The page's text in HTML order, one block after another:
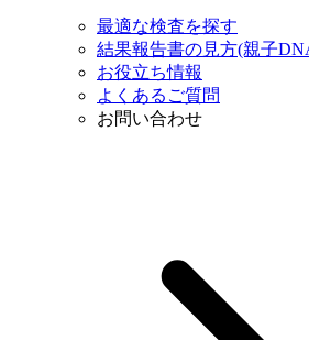
最適な検査を探す
結果報告書の見方(親子
お役立ち情報
よくあるご質問
お問い合わせ